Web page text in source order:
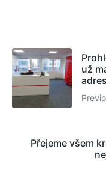
už
Přejeme všem